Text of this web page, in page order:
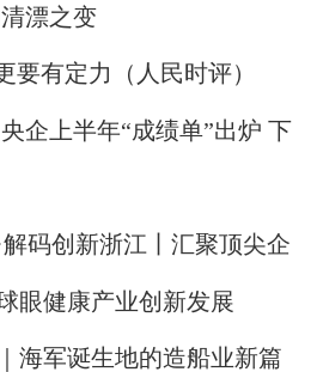
漂之变
要有定力（人民时评）
企上半年“成绩单”出炉 下
码创新浙江丨汇聚顶尖企
眼健康产业创新发展
海军诞生地的造船业新篇